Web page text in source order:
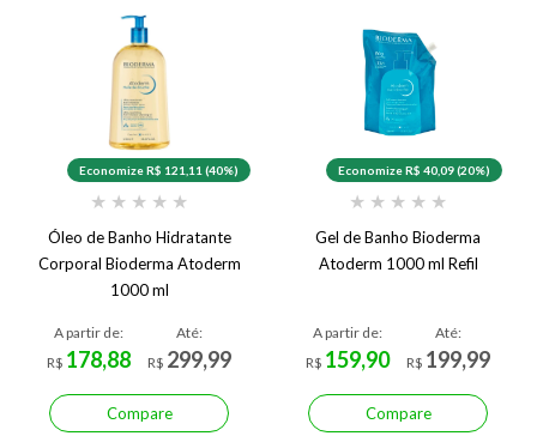
Economize R$ 121,11 (40%)
★ ★ ★ ★ ★
Óleo de Banho Hidratante
Corporal Bioderma Atoderm
1000 ml
A partir de:
R$ 178,88
Até:
R$ 299,99
Compare
Economize R$ 40,09 (20%)
★ ★ ★ ★ ★
Gel de Banho Bioderma
Atoderm 1000 ml Refil
A partir de:
R$ 159,90
Até:
R$ 199,99
Compare